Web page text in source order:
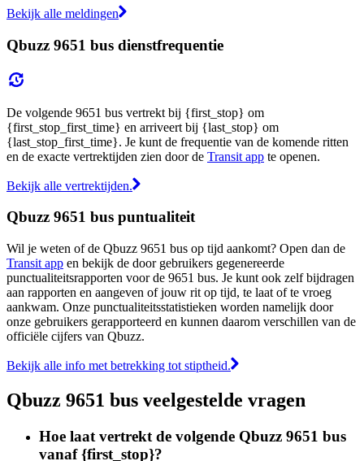
Bekijk alle meldingen
Qbuzz 9651 bus dienstfrequentie
De volgende 9651 bus vertrekt bij {first_stop} om
{first_stop_first_time} en arriveert bij {last_stop} om
{last_stop_first_time}. Je kunt de frequentie van de komende ritten
en de exacte vertrektijden zien door de Transit app te openen.
Bekijk alle vertrektijden.
Qbuzz 9651 bus puntualiteit
Wil je weten of de Qbuzz 9651 bus op tijd aankomt? Open dan de
Transit app en bekijk de door gebruikers gegenereerde
punctualiteitsrapporten voor de 9651 bus. Je kunt ook zelf bijdragen
aan rapporten en aangeven of jouw rit op tijd, te laat of te vroeg
aankwam. Onze punctualiteitsstatistieken worden namelijk door
onze gebruikers gerapporteerd en kunnen daarom verschillen van de
officiële cijfers van Qbuzz.
Bekijk alle info met betrekking tot stiptheid.
Qbuzz 9651 bus veelgestelde vragen
Hoe laat vertrekt de volgende Qbuzz 9651 bus
vanaf {first_stop}?